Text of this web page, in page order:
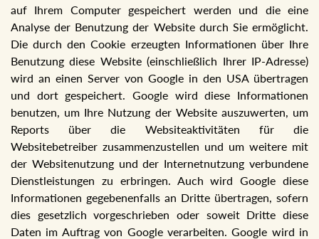
auf Ihrem Computer gespeichert werden und die eine
Analyse der Benutzung der Website durch Sie ermöglicht.
Die durch den Cookie erzeugten Informationen über Ihre
Benutzung diese Website (einschließlich Ihrer IP-Adresse)
wird an einen Server von Google in den USA übertragen
und dort gespeichert. Google wird diese Informationen
benutzen, um Ihre Nutzung der Website auszuwerten, um
Reports über die Websiteaktivitäten für die
Websitebetreiber zusammenzustellen und um weitere mit
der Websitenutzung und der Internetnutzung verbundene
Dienstleistungen zu erbringen. Auch wird Google diese
Informationen gegebenenfalls an Dritte übertragen, sofern
dies gesetzlich vorgeschrieben oder soweit Dritte diese
Daten im Auftrag von Google verarbeiten. Google wird in